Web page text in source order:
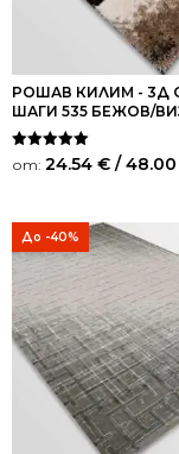
РОШАВ КИЛИМ - 3Д
ШАГИ 535 БЕЖОВ/
Оценено на
5.00
от: 24.54 € / 48.00
До -40%